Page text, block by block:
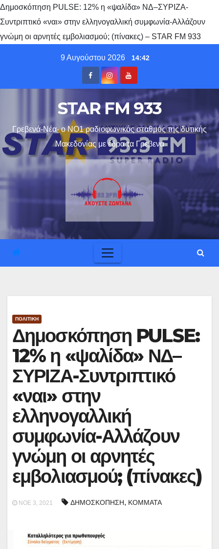
Δημοσκόπηση PULSE: 12% η «ψαλίδα» ΝΔ–ΣΥΡΙΖΑ-
Συντριπτικό «ναι» στην ελληνογαλλική συμφωνία-Αλλάζουν
γνώμη οι αρνητές εμβολιασμού; (πίνακες) – STAR FM 933
9 Αυγούστου 2026 14:42
STAR FM 933
Γρεβενά-Νέα- ο ΝΟ1 ραδιοφωνικός σταθμός της δυτικής
Μακεδονίας με έδρα τα Γρεβενα
ΠΟΛΙΤΙΚΗ
Δημοσκόπηση PULSE:
12% η «ψαλίδα» ΝΔ–
ΣΥΡΙΖΑ-Συντριπτικό
«ναι» στην
ελληνογαλλική
συμφωνία-Αλλάζουν
γνώμη οι αρνητές
εμβολιασμού; (πίνακες)
ΝΟΈ 3, 2021 ΔΗΜΟΣΚΟΠΗΣΗ, ΚΟΜΜΑΤΑ